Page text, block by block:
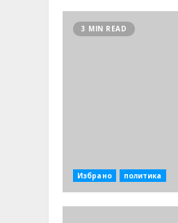
3 MIN READ
Избрано политика